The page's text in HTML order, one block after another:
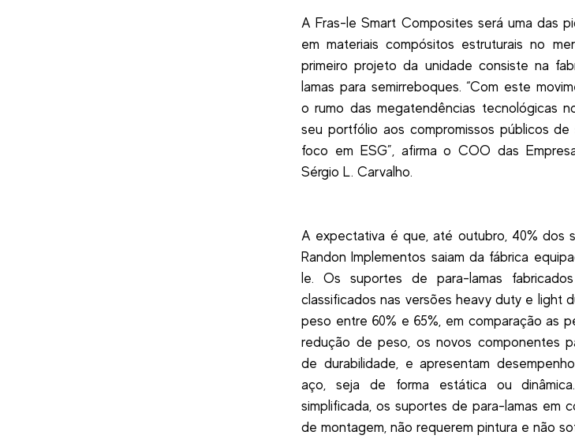
A Fras-le Smart Composites será uma das
em materiais compósitos estruturais no
primeiro projeto da unidade consiste na
lamas para semirreboques. “Com este
o rumo das megatendências tecnológicas
seu portfólio aos compromissos públicos
foco em ESG”, afirma o COO das
Sérgio L. Carvalho.
A expectativa é que, até outubro, 40% dos
Randon Implementos saiam da fábrica
le. Os suportes de para-lamas
classificados nas versões heavy duty e light
peso entre 60% e 65%, em comparação as
redução de peso, os novos componentes
de durabilidade, e apresentam
aço, seja de forma estática ou
simplificada, os suportes de para-lamas em
de montagem, não requerem pintura e não